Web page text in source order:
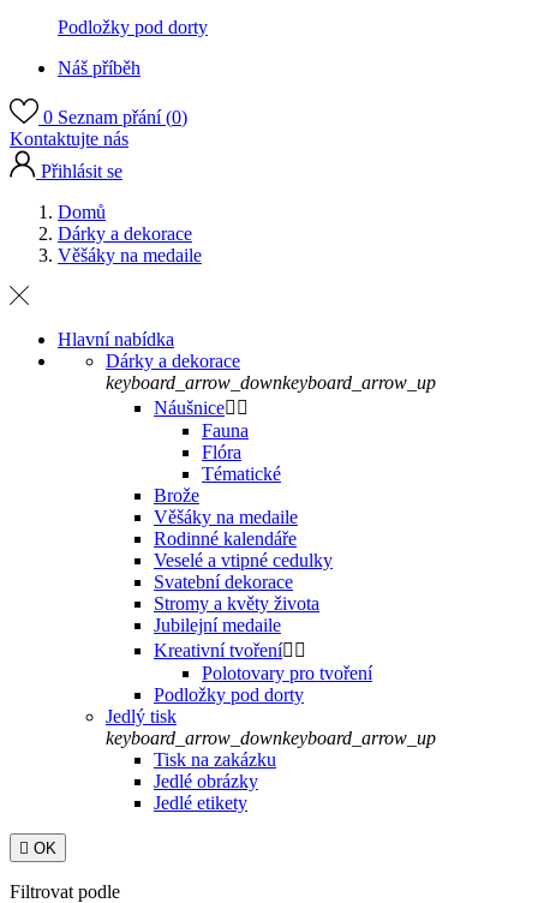
Podložky pod dorty
Náš příběh
0 Seznam přání (0)
Kontaktujte nás
Přihlásit se
Domů
Dárky a dekorace
Věšáky na medaile
Hlavní nabídka
Dárky a dekorace
keyboard_arrow_downkeyboard_arrow_up
Náušnice 
Fauna
Flóra
Tématické
Brože
Věšáky na medaile
Rodinné kalendáře
Veselé a vtipné cedulky
Svatební dekorace
Stromy a květy života
Jubilejní medaile
Kreativní tvoření 
Polotovary pro tvoření
Podložky pod dorty
Jedlý tisk
keyboard_arrow_downkeyboard_arrow_up
Tisk na zakázku
Jedlé obrázky
Jedlé etikety
 OK
Filtrovat podle